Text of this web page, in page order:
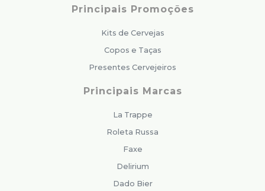
Principais Promoções
Kits de Cervejas
Copos e Taças
Presentes Cervejeiros
Principais Marcas
La Trappe
Roleta Russa
Faxe
Delirium
Dado Bier